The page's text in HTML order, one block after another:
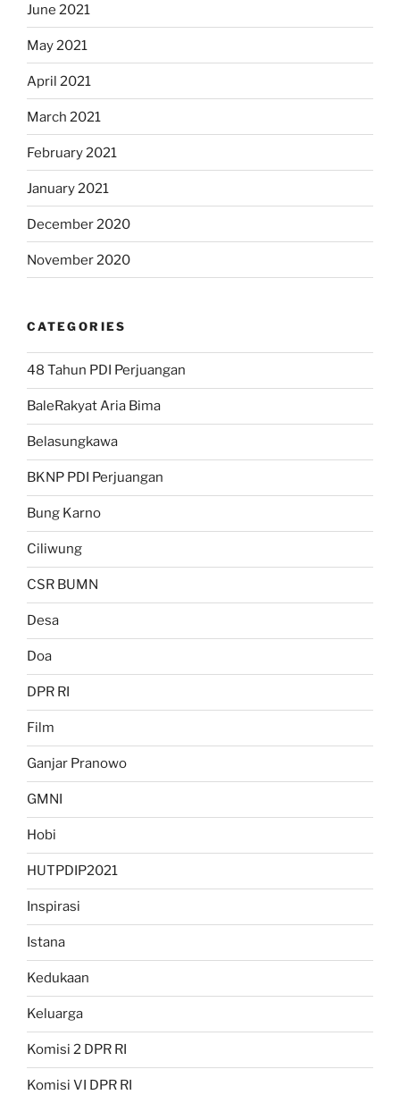
June 2021
May 2021
April 2021
March 2021
February 2021
January 2021
December 2020
November 2020
CATEGORIES
48 Tahun PDI Perjuangan
BaleRakyat Aria Bima
Belasungkawa
BKNP PDI Perjuangan
Bung Karno
Ciliwung
CSR BUMN
Desa
Doa
DPR RI
Film
Ganjar Pranowo
GMNI
Hobi
HUTPDIP2021
Inspirasi
Istana
Kedukaan
Keluarga
Komisi 2 DPR RI
Komisi VI DPR RI